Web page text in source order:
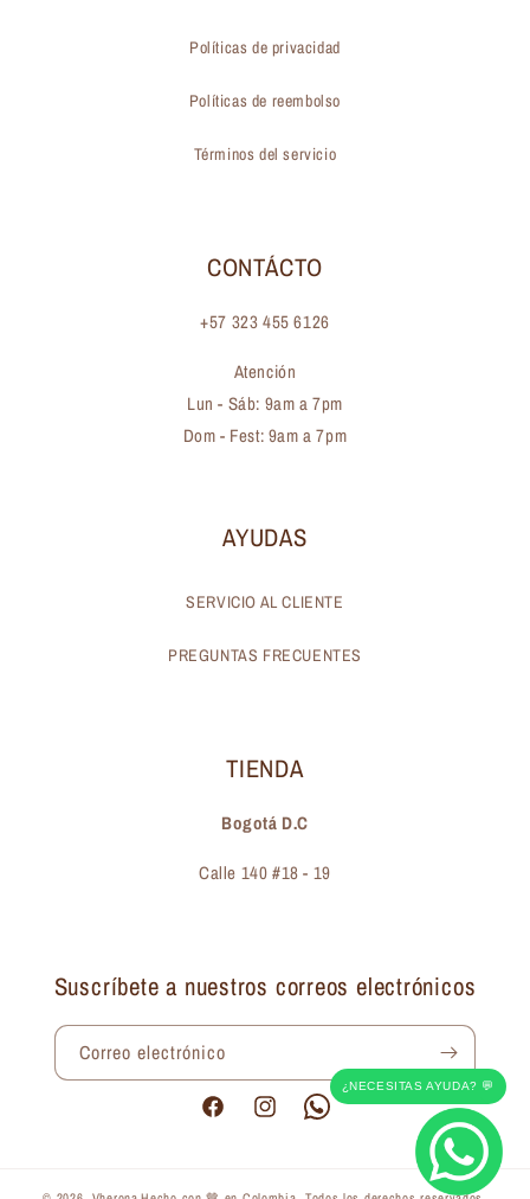
Políticas de privacidad
Políticas de reembolso
Términos del servicio
CONTÁCTO
+57 323 455 6126
Atención
Lun - Sáb: 9am a 7pm
Dom - Fest: 9am a 7pm
AYUDAS
SERVICIO AL CLIENTE
PREGUNTAS FRECUENTES
TIENDA
Bogotá D.C
Calle 140 #18 - 19
Suscríbete a nuestros correos electrónicos
Correo electrónico
FacebookInstagramPinterest
¿NECESITAS AYUDA? 💬